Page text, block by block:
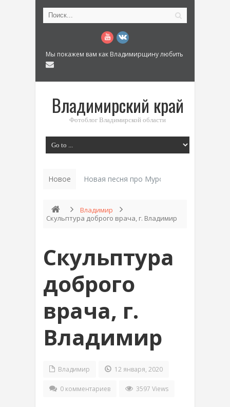
Мы покажем вам как Владимирщину любить
Владимирский край
Фотоблог Владимирской области
Новое Новая песня про Муром: «Былинный
Владимир
Скульптура доброго врача, г. Владимир
Скульптура
доброго
врача, г.
Владимир
Владимир 12 января, 2020
0 комментариев 3597 Views